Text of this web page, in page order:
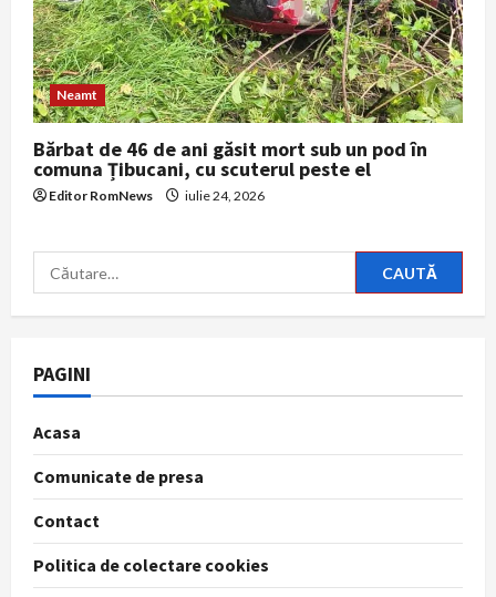
Neamt
Bărbat de 46 de ani găsit mort sub un pod în
comuna Țibucani, cu scuterul peste el
Editor RomNews iulie 24, 2026
Caută
după:
PAGINI
Acasa
Comunicate de presa
Contact
Politica de colectare cookies